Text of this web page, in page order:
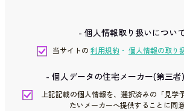
- 個人情報取り扱いについ
当サイトの 利用規約 ・ 個人情報の取り
- 個人データの住宅メーカー(第三
上記記載の個人情報を、選択済みの「見学
たいメーカーへ提供することに同